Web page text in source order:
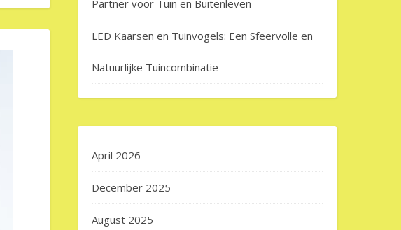
Partner voor Tuin en Buitenleven
LED Kaarsen en Tuinvogels: Een Sfeervolle en
Natuurlijke Tuincombinatie
April 2026
December 2025
August 2025